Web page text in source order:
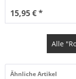
15,95 € *
Alle
Ähnliche Artikel